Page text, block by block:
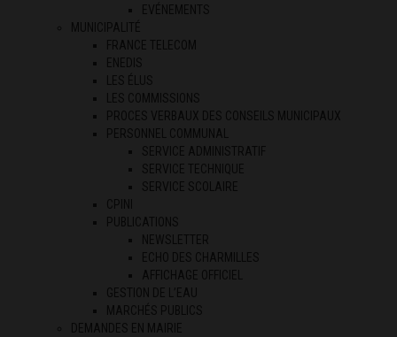
EVÉNEMENTS
MUNICIPALITÉ
FRANCE TELECOM
ENEDIS
LES ÉLUS
LES COMMISSIONS
PROCES VERBAUX DES CONSEILS MUNICIPAUX
PERSONNEL COMMUNAL
SERVICE ADMINISTRATIF
SERVICE TECHNIQUE
SERVICE SCOLAIRE
CPINI
PUBLICATIONS
NEWSLETTER
ECHO DES CHARMILLES
AFFICHAGE OFFICIEL
GESTION DE L’EAU
MARCHÉS PUBLICS
DEMANDES EN MAIRIE